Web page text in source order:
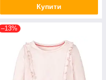
Купити
–13%